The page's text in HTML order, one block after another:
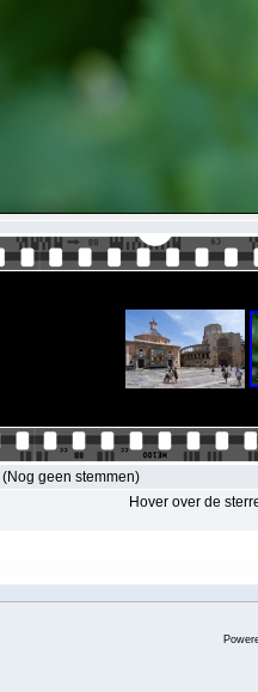
(Nog geen stemmen)
Hover over de